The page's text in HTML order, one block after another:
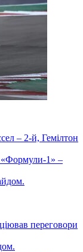
– 2-й, Гемілтон
«Формули-1» –
переговори